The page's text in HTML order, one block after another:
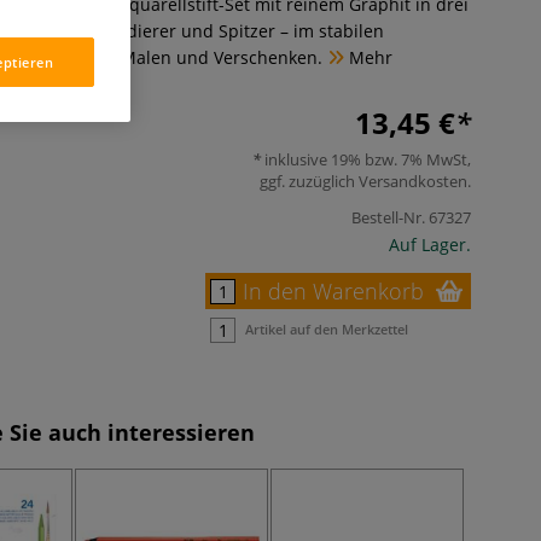
Pinsel, Radierer und Spitzer – im stabilen
Zeichnen, Malen und Verschenken.
Mehr
13,45 €
inklusive 19% bzw. 7% MwSt,
ggf. zuzüglich Versandkosten.
Bestell-Nr. 67327
Auf Lager.
In den Warenkorb
Artikel auf den Merkzettel
Sie auch interessieren